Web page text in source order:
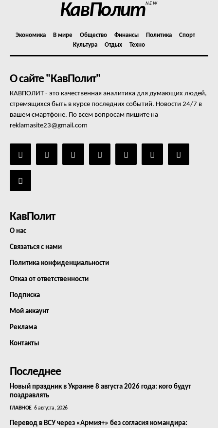
КавПолитNEW
Экономика В мире Общество Финансы Политика
Спорт
Культура
Отдых Техно
О сайте "КавПолит"
КАВПОЛИТ - это качественная аналитика для думающих людей,
стремящихся быть в курсе последних событий. Новости 24/7 в
вашем смартфоне. По всем вопросам пишите на
reklamasite23@gmail.com
КавПолит
О нас
Связаться с нами
Политика конфиденциальности
Отказ от ответственности
Подписка
Мой аккаунт
Реклама
Контакты
Последнее
Новый праздник в Украине 8 августа 2026 года: кого будут
поздравлять
ГЛАВНОЕ 6 августа, 2026
Перевод в ВСУ через «Армия+» без согласия командира: